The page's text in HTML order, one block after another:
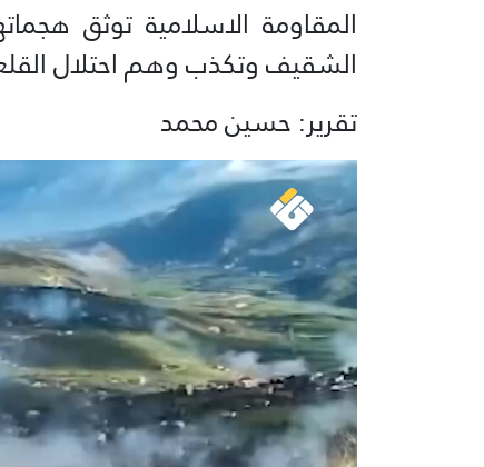
المقاومة الاسلامية توثق
الشقيف وتكذب وهم احتلال
تقرير: حسين محمد